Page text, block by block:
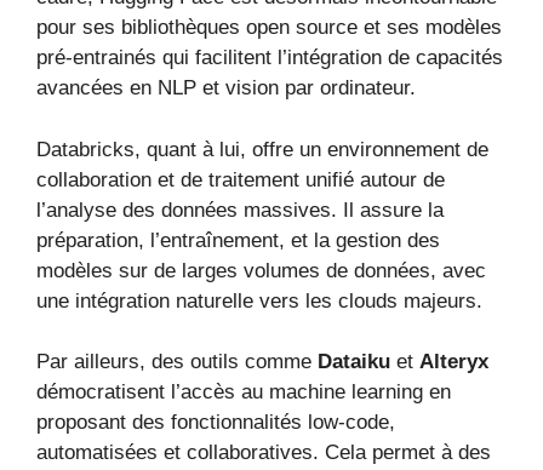
pour ses bibliothèques open source et ses modèles
pré-entrainés qui facilitent l’intégration de capacités
avancées en NLP et vision par ordinateur.
Databricks, quant à lui, offre un environnement de
collaboration et de traitement unifié autour de
l’analyse des données massives. Il assure la
préparation, l’entraînement, et la gestion des
modèles sur de larges volumes de données, avec
une intégration naturelle vers les clouds majeurs.
Par ailleurs, des outils comme Dataiku et Alteryx
démocratisent l’accès au machine learning en
proposant des fonctionnalités low-code,
automatisées et collaboratives. Cela permet à des